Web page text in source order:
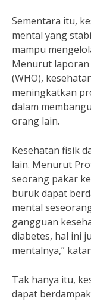
Sementara itu,
mental yang
mampu
Menurut laporan
(WHO),
meningkatkan
dalam
orang lain.
Kesehatan fisik
lain. Menurut
seorang pakar
buruk dapat
mental
gangguan
diabetes, hal ini
mentalnya,”
Tak hanya itu,
dapat